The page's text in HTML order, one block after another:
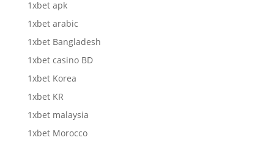
1xbet apk
1xbet arabic
1xbet Bangladesh
1xbet casino BD
1xbet Korea
1xbet KR
1xbet malaysia
1xbet Morocco